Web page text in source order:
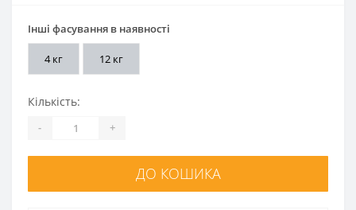
Інші фасування в наявності
4 кг 12 кг
Кількість:
- +
ДО КОШИКА